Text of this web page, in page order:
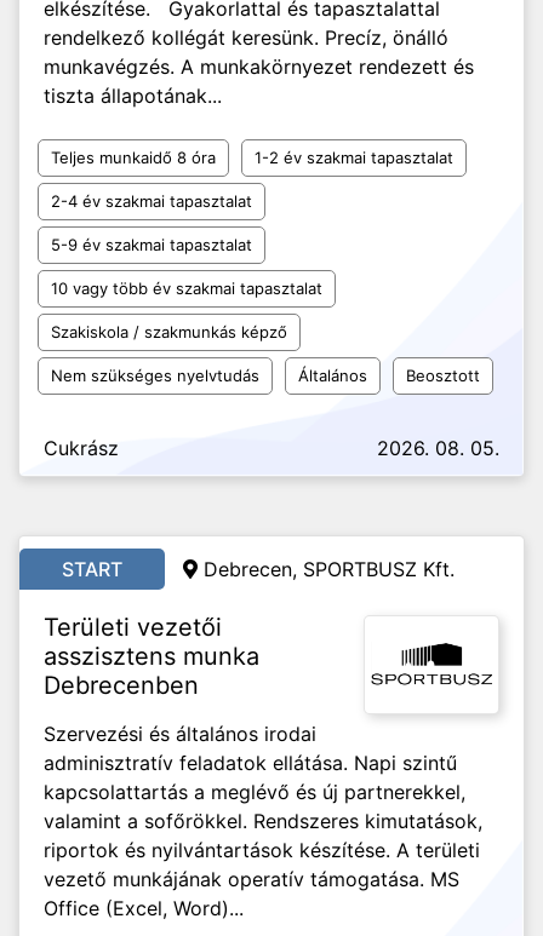
elkészítése. Gyakorlattal és tapasztalattal
rendelkező kollégát keresünk. Precíz, önálló
munkavégzés. A munkakörnyezet rendezett és
tiszta állapotának...
Teljes munkaidő 8 óra 1-2 év szakmai tapasztalat
2-4 év szakmai tapasztalat
5-9 év szakmai tapasztalat
10 vagy több év szakmai tapasztalat
Szakiskola / szakmunkás képző
Nem szükséges nyelvtudás Általános Beosztott
Cukrász 2026. 08. 05.
START Debrecen, SPORTBUSZ Kft.
Területi vezetői
asszisztens munka
Debrecenben
Szervezési és általános irodai
adminisztratív feladatok ellátása. Napi szintű
kapcsolattartás a meglévő és új partnerekkel,
valamint a sofőrökkel. Rendszeres kimutatások,
riportok és nyilvántartások készítése. A területi
vezető munkájának operatív támogatása. MS
Office (Excel, Word)...